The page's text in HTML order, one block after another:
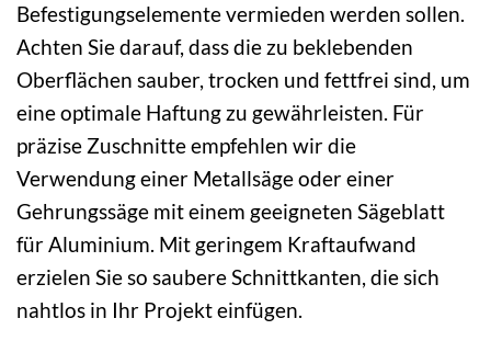
Befestigungselemente vermieden werden sollen.
Achten Sie darauf, dass die zu beklebenden
Oberflächen sauber, trocken und fettfrei sind, um
eine optimale Haftung zu gewährleisten. Für
präzise Zuschnitte empfehlen wir die
Verwendung einer Metallsäge oder einer
Gehrungssäge mit einem geeigneten Sägeblatt
für Aluminium. Mit geringem Kraftaufwand
erzielen Sie so saubere Schnittkanten, die sich
nahtlos in Ihr Projekt einfügen.